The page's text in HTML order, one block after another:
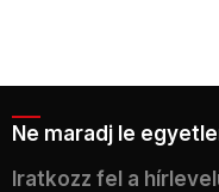
Ne maradj le
Iratkozz fel a